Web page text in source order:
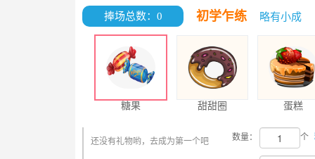
捧场总数：0 初学乍练 略有小成
糖果 甜甜圈 蛋糕
还没有礼物哟，去成为第一个吧 数量： 个